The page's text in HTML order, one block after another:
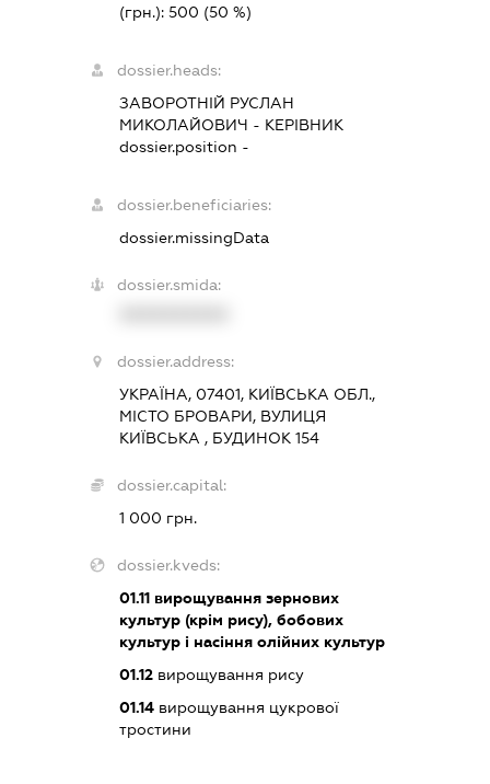
(грн.):500 (50 %)
dossier.heads:
ЗАВОРОТНІЙ РУСЛАН
МИКОЛАЙОВИЧ - КЕРІВНИК
dossier.position -
dossier.beneficiaries:
dossier.missingData
dossier.smida:
dossier.address:
УКРАЇНА, 07401, КИЇВСЬКА ОБЛ.,
МІСТО БРОВАРИ, ВУЛИЦЯ
КИЇВСЬКА , БУДИНОК 154
dossier.capital:
1 000 грн.
dossier.kveds:
01.11 вирощування зернових
культур (крім рису), бобових
культур і насіння олійних культур
01.12 вирощування рису
01.14 вирощування цукрової
тростини